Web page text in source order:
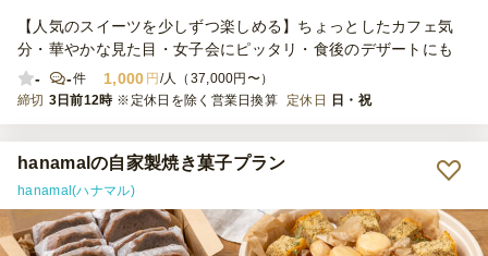
【人気のスイーツを少しずつ楽しめる】ちょっとしたカフェ気
分・華やかな見た目・女子会にピッタリ・食後のデザートにも
-
-件 1,000 円 /人（37,000円〜）
締切 3日前12時 ※定休日を除く営業日換算 定休日 日・祝
hanamalの自家製焼き菓子プラン
hanamal(ハナマル)